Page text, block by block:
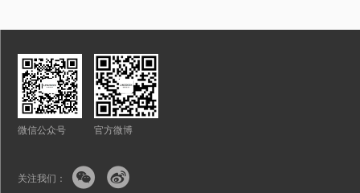
微信公众号 官方微博
关注我们：  